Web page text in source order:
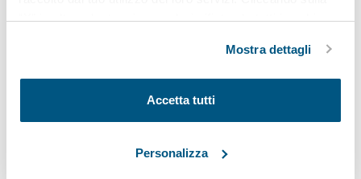
“X” in alto a destra si procederà rifiutando tutti i cookie,
Mostra dettagli
Accetta tutti
Personalizza
del lavoro (D.Lgs. 81/2008 e ss.mm.ii, artt. 83 e 117) è
fatto obbligo al datore di lavoro di provvedere affinché i